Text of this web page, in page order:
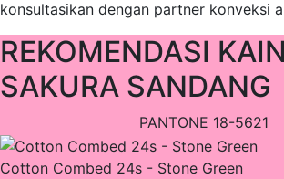
konsultasikan dengan partner konveksi
REKOMENDASI
SAKURA SANDANG
PANTONE 18-5621
Cotton Combed 24s - Stone Green